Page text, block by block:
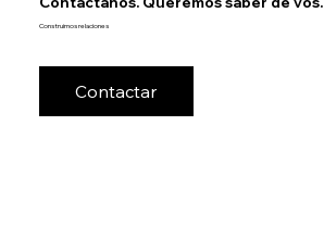
Construimos relaciones
Contactar